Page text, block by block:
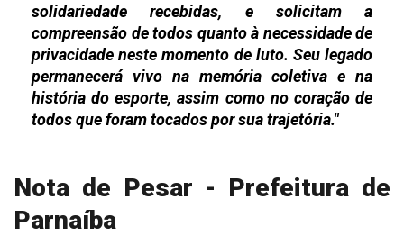
solidariedade recebidas, e solicitam a
compreensão de todos quanto à necessidade de
privacidade neste momento de luto. Seu legado
permanecerá vivo na memória coletiva e na
história do esporte, assim como no coração de
todos que foram tocados por sua trajetória."
Nota de Pesar - Prefeitura de
Parnaíba